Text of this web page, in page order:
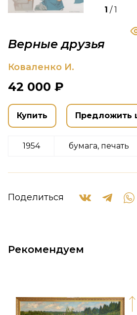
1 /1
Верные друзья
Коваленко И.
42 000 ₽
Купить Предложить
1954 бумага, печать
Поделиться
Рекомендуем